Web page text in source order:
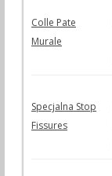
Colle Pate
Murale
Specjalna Stop
Fissures